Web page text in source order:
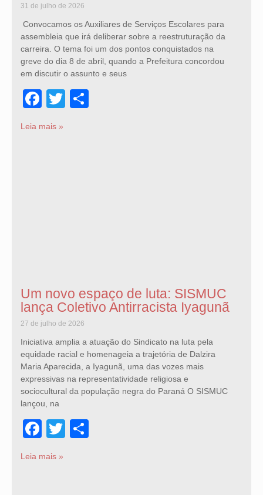
31 de julho de 2026
Convocamos os Auxiliares de Serviços Escolares para
assembleia que irá deliberar sobre a reestruturação da
carreira. O tema foi um dos pontos conquistados na
greve do dia 8 de abril, quando a Prefeitura concordou
em discutir o assunto e seus
Facebook
Twitter
Leia mais »
Um novo espaço de luta: SISMUC
lança Coletivo Antirracista Iyagunã
27 de julho de 2026
Iniciativa amplia a atuação do Sindicato na luta pela
equidade racial e homenageia a trajetória de Dalzira
Maria Aparecida, a Iyagunã, uma das vozes mais
expressivas na representatividade religiosa e
sociocultural da população negra do Paraná O SISMUC
lançou, na
Facebook
Twitter
Leia mais »